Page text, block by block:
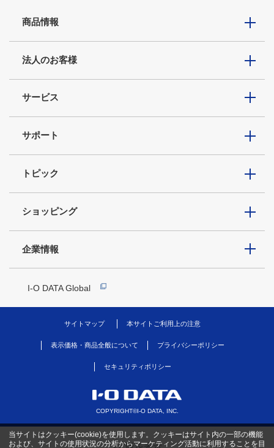
商品情報
法人のお客様
サービス
サポート
トピック
ショッピング
企業情報
I-O DATA Global
サイトマップ 本サイトご利用上の注意
表示価格・商品全般について プライバシーポリシー
セキュリティポリシー
COPYRIGHT©I-O DATA, INC.
当サイトはクッキー(cookie)を使用します。クッキーはサイト内の一部の機能
および、サイトの使用状況の分析からマーケティング活動に利用することを目